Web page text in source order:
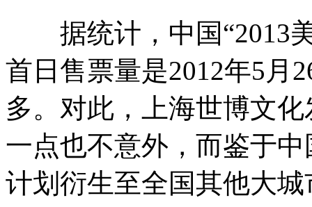
高考总动员： 吃住行保驾护航
实拍淡定鸭妈妈带宝宝横穿赛车场 赛车手避让
女子美容院做美容 仪器漏电致触电死亡
据统计，中国“2013美
首日售票量是2012年5月
多。对此，上海世博文
一点也不意外，而鉴于
计划衍生至全国其他大